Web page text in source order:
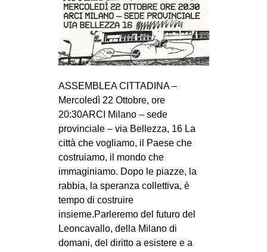
ASSEMBLEA CITTADINA –
Mercoledì 22 Ottobre, ore
20:30ARCI Milano – sede
provinciale – via Bellezza, 16 La
città che vogliamo, il Paese che
costruiamo, il mondo che
immaginiamo. Dopo le piazze, la
rabbia, la speranza collettiva, è
tempo di costruire
insieme.Parleremo del futuro del
Leoncavallo, della Milano di
domani, del diritto a esistere e a